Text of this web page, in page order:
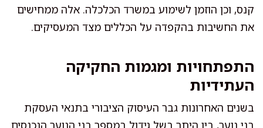
קנס, וכן הוזמן לשימוע במשרד הכלכלה. אלה ממחישים
את החשיבות בהקפדה על הכללים מצד המעסיקים.
התפתחויות ומגמות החקיקה
העתידיות
בשנים האחרונות גבר העיסוק הציבורי בתנאי העסקת
בני נוער, בין היתר בשל גידול במספר בני הנוער הנכנסים